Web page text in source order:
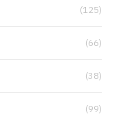
(125)
(66)
(38)
(99)